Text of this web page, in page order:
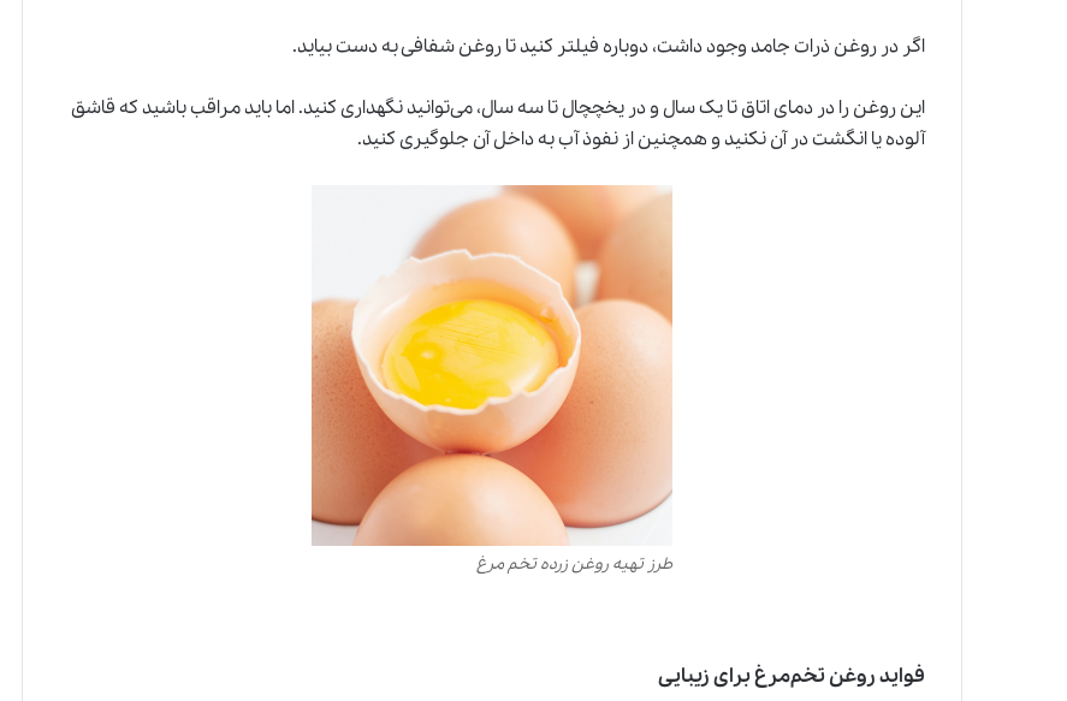
اگر در روغن ذرات جامد وجود داشت، دوباره فیلتر کنید تا روغن شفافی به دست بیاید.
این روغن را در دمای اتاق تا یک سال و در یخچچال تا سه سال، می‌توانید نگهداری کنید. اما باید مراقب باشید که قاشق
آلوده یا انگشت در آن نکنید و همچنین از نفوذ آب به داخل آن جلوگیری کنید.
طرز تهیه روغن زرده تخم مرغ
فواید روغن تخم‌مرغ برای زیبایی